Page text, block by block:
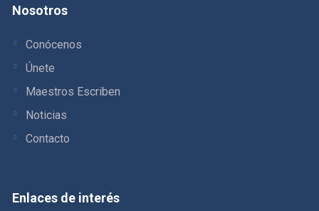
Nosotros
Conócenos
Únete
Maestros Escriben
Noticias
Contacto
Enlaces de interés